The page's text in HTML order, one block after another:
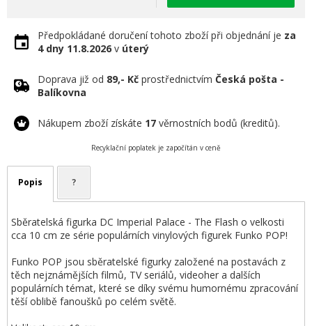
Předpokládané doručení tohoto zboží při objednání je za
4 dny 11.8.2026 v úterý
Doprava již od 89,- Kč prostřednictvím Česká pošta -
Balíkovna
Nákupem zboží získáte 17 věrnostních bodů (kreditů).
Recyklační poplatek je započítán v ceně
Popis ?
Sběratelská figurka DC Imperial Palace - The Flash o velkosti
cca 10 cm ze série populárních vinylových figurek Funko POP!
Funko POP jsou sběratelské figurky založené na postavách z
těch nejznámějších filmů, TV seriálů, videoher a dalších
populárních témat, které se díky svému humornému zpracování
těší oblibě fanoušků po celém světě.